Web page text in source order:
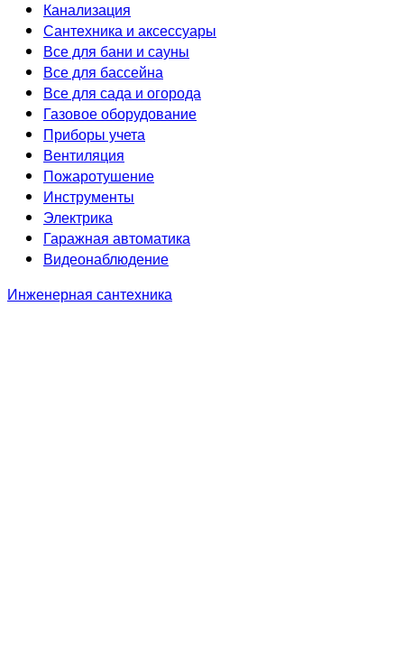
Канализация
Сантехника и аксессуары
Все для бани и сауны
Все для бассейна
Все для сада и огорода
Газовое оборудование
Приборы учета
Вентиляция
Пожаротушение
Инструменты
Электрика
Гаражная автоматика
Видеонаблюдение
Инженерная сантехника